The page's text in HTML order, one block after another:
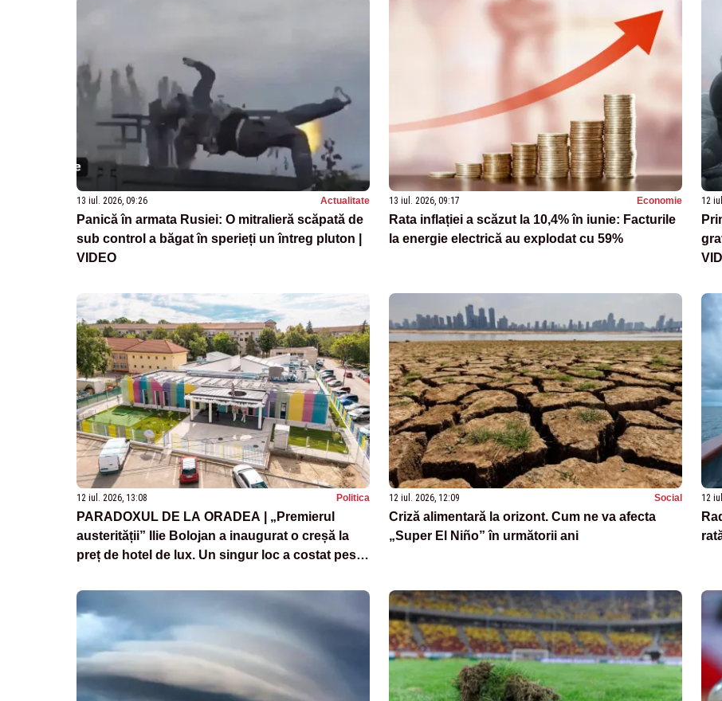
13 iul. 2026, 09:26 Actualitate
Panică în armata Rusiei: O mitralieră scăpată de
sub control a băgat în sperieți un întreg pluton |
VIDEO
13 iul. 2026, 09:17 Economie
Rata inflației a scăzut la 10,4% în iunie: Facturile
la energie electrică au explodat cu 59%
12
12 iul. 2026, 13:08 Politica
PARADOXUL DE LA ORADEA | „Premierul
austerității” Ilie Bolojan a inaugurat o creșă la
preț de hotel de lux. Un singur loc a costat peste
12 iul. 2026, 12:09 Social
Criză alimentară la orizont. Cum ne va afecta
„Super El Niño” în următorii ani
12